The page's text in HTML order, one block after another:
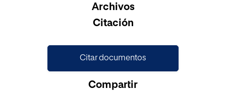
Archivos
Citación
Citar documentos
Compartir